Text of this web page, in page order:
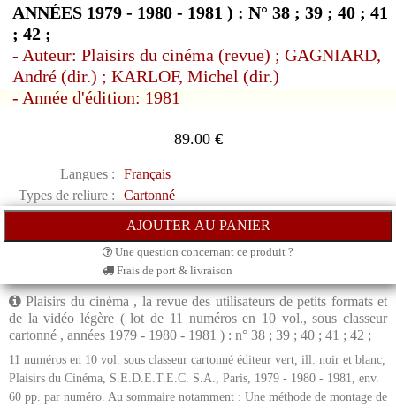
ANNÉES 1979 - 1980 - 1981 ) : N° 38 ; 39 ; 40 ; 41
; 42 ;
- Auteur: Plaisirs du cinéma (revue) ; GAGNIARD,
André (dir.) ; KARLOF, Michel (dir.)
- Année d'édition: 1981
89.00€
Langues :
Français
Types de reliure :
Cartonné
Une question concernant ce produit ?
Frais de port & livraison
Plaisirs du cinéma , la revue des utilisateurs de petits formats et
de la vidéo légère ( lot de 11 numéros en 10 vol., sous classeur
cartonné , années 1979 - 1980 - 1981 ) : n° 38 ; 39 ; 40 ; 41 ; 42 ;
11 numéros en 10 vol. sous classeur cartonné éditeur vert, ill. noir et blanc,
Plaisirs du Cinéma, S.E.D.E.T.E.C. S.A., Paris, 1979 - 1980 - 1981, env.
60 pp. par numéro. Au sommaire notamment : Une méthode de montage de